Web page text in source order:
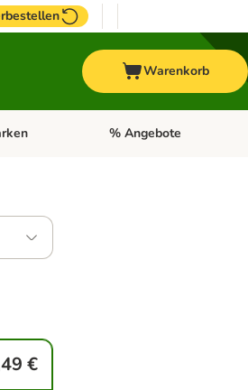
Warenkorb
öffnen: PferdKategorie-Menü öffnen:
% Angebote
€